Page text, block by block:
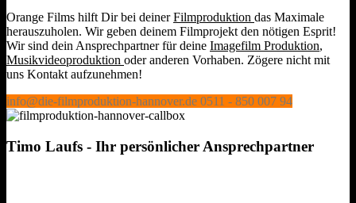
Orange Films hilft Dir bei deinerFilmproduktion das Maximale
herauszuholen. Wir geben deinem Filmprojekt den nötigen Esprit!
Wir sind dein Ansprechpartner für deine Imagefilm Produktion,
Musikvideoproduktion oder anderen Vorhaben. Zögere nicht mit
uns Kontakt aufzunehmen!
info@die-filmproduktion-hannover.de 0511 - 850 007 94
Timo Laufs - Ihr persönlicher Ansprechpartner